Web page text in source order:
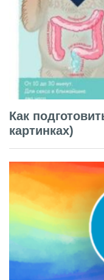
Как
картинках)